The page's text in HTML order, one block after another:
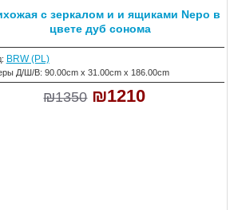
BRW (PL)
Д/Ш/В: 90.00cm x 31.00cm x 186.00cm
с зеркалом и и ящиками Nepo в
цвете дуб сонома
₪1350 ₪1210